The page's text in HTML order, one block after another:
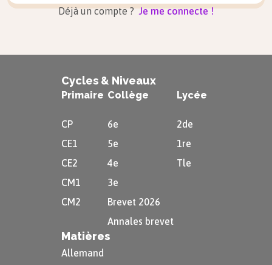
Déjà un compte ? Je me connecte !
Cycles & Niveaux
Primaire
CP
CE1
CE2
CM1
CM2
Collège
6e
5e
4e
3e
Brevet 2026
Annales brevet
Lycée
2de
1re
Tle
Matières
Allemand